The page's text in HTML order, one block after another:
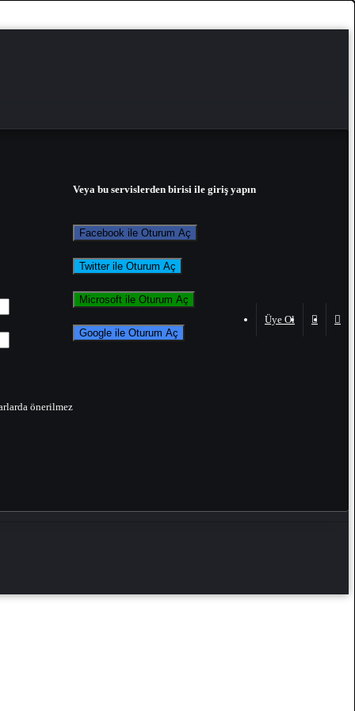
önerilmez
Veya bu servislerden birisi ile giriş yapın
Facebook ile Oturum Aç
Twitter ile Oturum Aç
Microsoft ile Oturum Aç
Google ile Oturum Aç
Üye Ol